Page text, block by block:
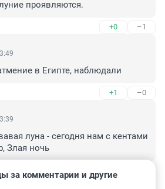
проявляются.
+0 –1
в Египте, наблюдали
+1 –0
луна - сегодня нам с кентами
Злая ночь
за комментарии и другие